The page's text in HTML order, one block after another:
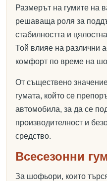
Размерът на гумите на
решаваща роля за
стабилността и
Той влияе на различни
комфорт по време на
От съществено
гумата, който се
автомобила, за да се
производителност и
средство.
Всесезонни
За шофьори, които